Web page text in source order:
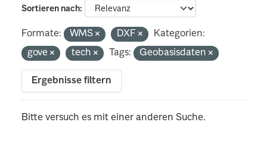
Sortieren nach
Formate: WMS DXF
Kategorien:
gove
tech Tags: Geobasisdaten
Ergebnisse filtern
Bitte versuch es mit einer anderen Suche.